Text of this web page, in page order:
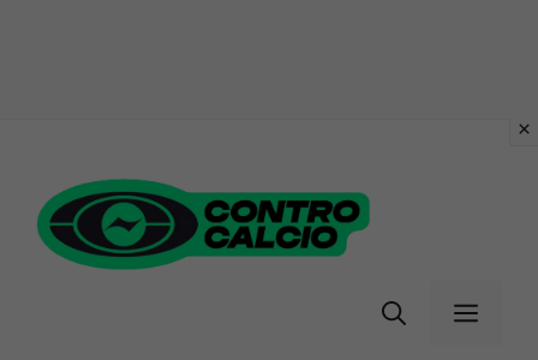
contenuto
Menu